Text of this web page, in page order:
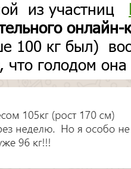
из участниц
онлайн-
100 кг был)
голодом